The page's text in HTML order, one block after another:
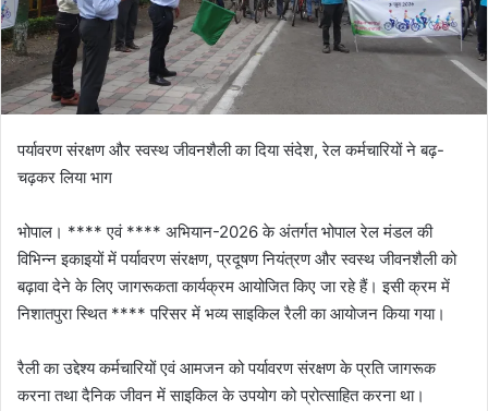
पर्यावरण संरक्षण और स्वस्थ जीवनशैली का दिया संदेश, रेल कर्मचारियों ने बढ़-
चढ़कर लिया भाग
भोपाल। **** एवं **** अभियान-2026 के अंतर्गत भोपाल रेल मंडल की
विभिन्न इकाइयों में पर्यावरण संरक्षण, प्रदूषण नियंत्रण और स्वस्थ जीवनशैली को
बढ़ावा देने के लिए जागरूकता कार्यक्रम आयोजित किए जा रहे हैं। इसी क्रम में
निशातपुरा स्थित **** परिसर में भव्य साइकिल रैली का आयोजन किया गया।
रैली का उद्देश्य कर्मचारियों एवं आमजन को पर्यावरण संरक्षण के प्रति जागरूक
करना तथा दैनिक जीवन में साइकिल के उपयोग को प्रोत्साहित करना था।